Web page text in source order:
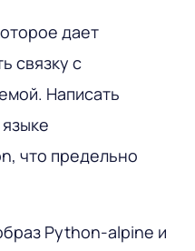
дает
связку с
Написать
что предельно
Python-alpine и